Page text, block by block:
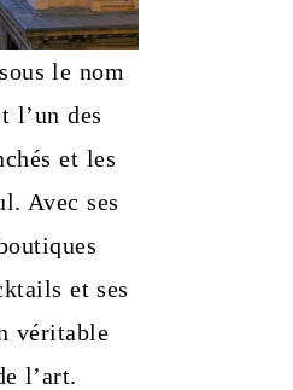
le nom
l’un des
et les
Avec ses
et ses
véritable
l’art.